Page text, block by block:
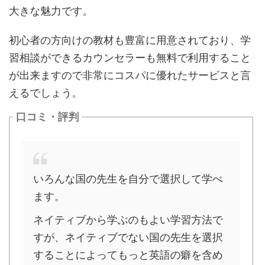
大きな魅力です。
初心者の方向けの教材も豊富に用意されており、学
習相談ができるカウンセラーも無料で利用すること
が出来ますので非常にコスパに優れたサービスと言
えるでしょう。
口コミ・評判
いろんな国の先生を自分で選択して学べ
ます。
ネイティブから学ぶのもよい学習方法で
すが、ネイティブでない国の先生を選択
することによってもっと英語の癖を含め